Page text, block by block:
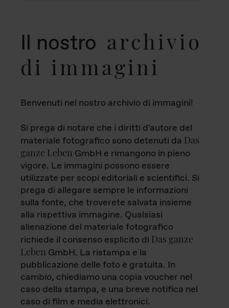
Il nostro archivio
di immagini
Benvenuti nel nostro archivio di immagini!
Si prega di notare che i diritti d'autore del
materiale fotografico sono detenuti da Das
ganze Leben GmbH e rimangono in pieno
vigore. Le immagini possono essere
utilizzate per scopi editoriali e scientifici. Si
prega di allegare sempre le informazioni
sulla fonte, che troverete salvata insieme
alla rispettiva immagine. Qualsiasi
alienazione del materiale fotografico
richiede il consenso esplicito di Das ganze
Leben GmbH. La ristampa e la
pubblicazione delle foto è gratuita. In
cambio, chiediamo una copia voucher nel
caso della stampa, e una breve notifica nel
caso di film e media elettronici.